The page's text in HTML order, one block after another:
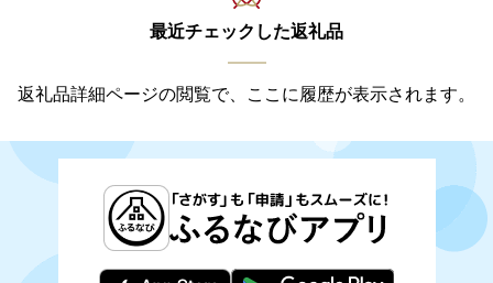
最近チェックした返礼品
返礼品詳細ページの閲覧で、ここに履歴が表示されます。